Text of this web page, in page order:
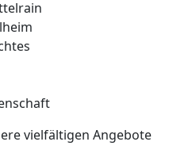
vielfältigen Angebote